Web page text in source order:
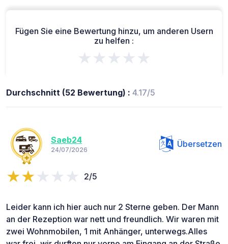
Fügen Sie eine Bewertung hinzu, um anderen Usern
zu helfen :
★★★★★
Durchschnitt (52 Bewertung) : 4.17/5
Saeb24
24/07/2026
Übersetzen
2/5
Leider kann ich hier auch nur 2 Sterne geben. Der Mann
an der Rezeption war nett und freundlich. Wir waren mit
zwei Wohnmobilen, 1 mit Anhänger, unterwegs.Alles